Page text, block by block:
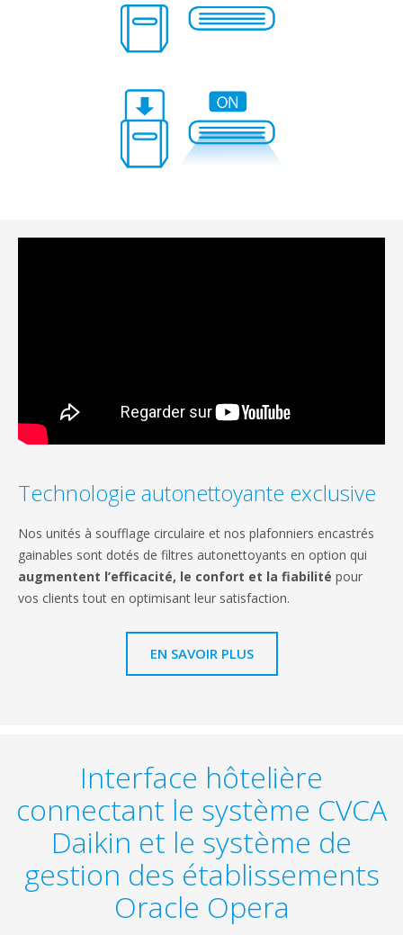
Technologie autonettoyante exclusive
Nos unités à soufflage circulaire et nos plafonniers encastrés
gainables sont dotés de filtres autonettoyants en option qui
augmentent l’efficacité, le confort et la fiabilité pour
vos clients tout en optimisant leur satisfaction.
EN SAVOIR PLUS
Interface hôtelière
connectant le système CVCA
Daikin et le système de
gestion des établissements
Oracle Opera